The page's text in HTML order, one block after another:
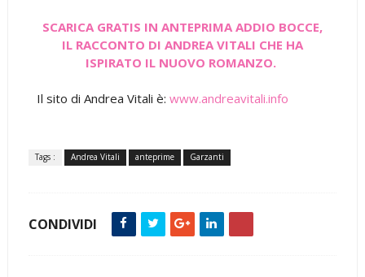
SCARICA GRATIS IN ANTEPRIMA ADDIO BOCCE,
IL RACCONTO DI ANDREA VITALI CHE HA
ISPIRATO IL NUOVO ROMANZO.
Il sito di Andrea Vitali è: www.andreavitali.info
Tags : Andrea Vitali anteprime Garzanti
CONDIVIDI